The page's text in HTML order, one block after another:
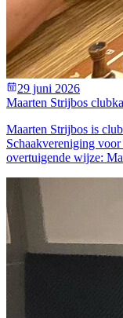
29 juni 2026
Maarten Strijbos
Maarten Strijbos is
Schaakvereniging
overtuigende wijze: